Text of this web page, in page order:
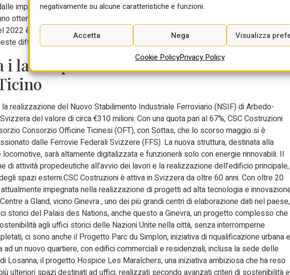
negativamente su alcune caratteristiche e funzioni.
Accetta Nega Visualizza
Cookie PolicyPrivacy Policy
imprese clienti. Inoltre, dallo studio emerge che le imprese dotate di impianti di
ottenuto importanti vantaggi reddituali. Il 16,6% delle imprese distrettuali ad alta
è dotato di un impianto di energia rinnovabile, cinque punti percentuali in più
differenze sono significative in ogni dimensione aziendale e settore.
i lavori per il nuovo stabilimento
realizzazione del Nuovo Stabilimento Industriale Ferroviario (NSIF) di Arbedo-
del valore di circa €310 milioni. Con una quota pari al 67%, CSC Costruzioni
Consorzio Officine Ticinesi (OFT), con Sottas, che lo scorso maggio si è
dalle Ferrovie Federali Svizzere (FFS). La nuova struttura, destinata alla
sarà altamente digitalizzata e funzionerà solo con energie rinnovabili. Il
di attività propedeutiche all’avvio dei lavori e la realizzazione dell’edificio principale,
spazi esterni.CSC Costruzioni è attiva in Svizzera da oltre 60 anni. Con oltre 20
impegnata nella realizzazione di progetti ad alta tecnologia e
a Gland, vicino Ginevra , uno dei più grandi centri di elaborazione dati nel paese,
storici del Palais des Nations, anche questo a Ginevra, un progetto complesso che
agli uffici storici delle Nazioni Unite nella città, senza interromperne
ci sono anche il Progetto Parc du Simplon, iniziativa di riqualificazione urbana e
ad un nuovo quartiere, con edifici commerciali e residenziali, inclusa la sede delle
Losanna, il progetto Hospice Les Maraîchers, una iniziativa ambiziosa che ha reso
ulteriori spazi destinati ad uffici, realizzati secondo avanzati criteri di sostenibilità e